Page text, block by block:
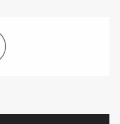
Extractor de Leche Genial